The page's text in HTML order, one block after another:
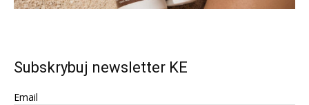
Subskrybuj newsletter KE
Email